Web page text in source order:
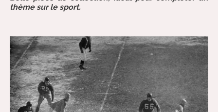
thème sur le sport.